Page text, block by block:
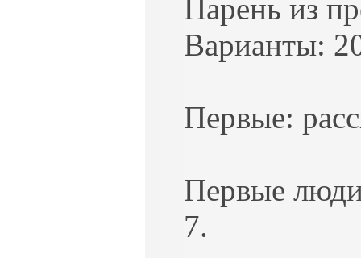
Парень из
Варианты:
Первые:
Первые
7.